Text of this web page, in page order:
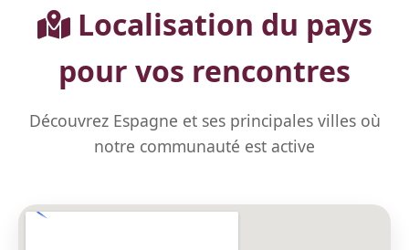
Localisation du pays
pour vos rencontres
Découvrez Espagne et ses principales villes où
notre communauté est active